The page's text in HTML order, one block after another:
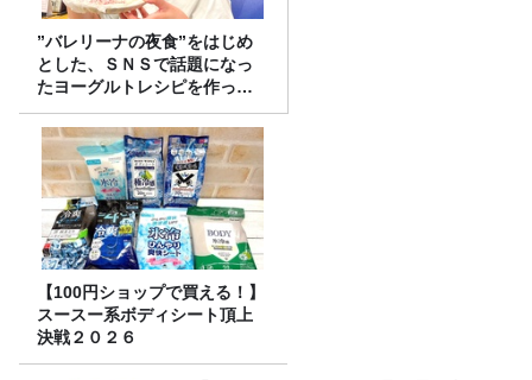
”バレリーナの夜食”をはじめ
とした、ＳＮＳで話題になっ
たヨーグルトレシピを作って
みた！
【100円ショップで買える！】
スースー系ボディシート頂上
決戦２０２６